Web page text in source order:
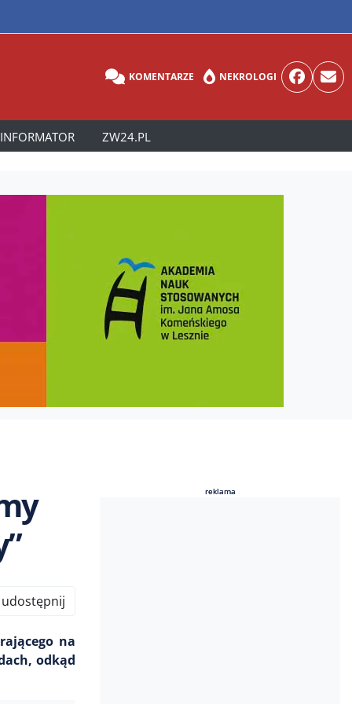
KOMENTARZE NEKROLOGI
INFORMATOR ZW24.PL
na
odkąd
reklama
reklama